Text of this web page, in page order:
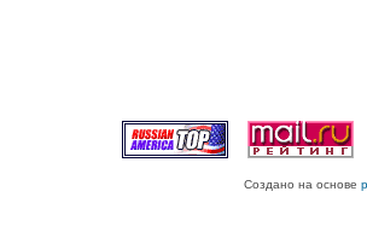
Создано на основе